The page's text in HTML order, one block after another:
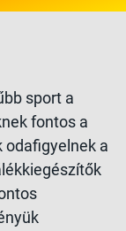
sport a
fontos a
odafigyelnek a